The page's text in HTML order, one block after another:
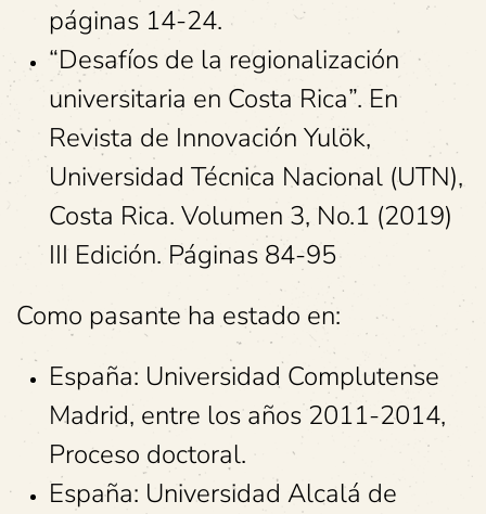
páginas 14-24.
“Desafíos de la regionalización
universitaria en Costa Rica”. En
Revista de Innovación Yulök,
Universidad Técnica Nacional (UTN),
Costa Rica. Volumen 3, No.1 (2019)
III Edición. Páginas 84-95
Como pasante ha estado en:
España: Universidad Complutense
Madrid, entre los años 2011-2014,
Proceso doctoral.
España: Universidad Alcalá de